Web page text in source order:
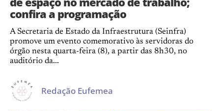
confira a programação
A Secretaria de Estado da Infraestrutura (Seinfra)
promove um evento comemorativo às servidoras do
órgão nesta quarta-feira (8), a partir das 8h30, no
auditório da...
Redação Eufemea